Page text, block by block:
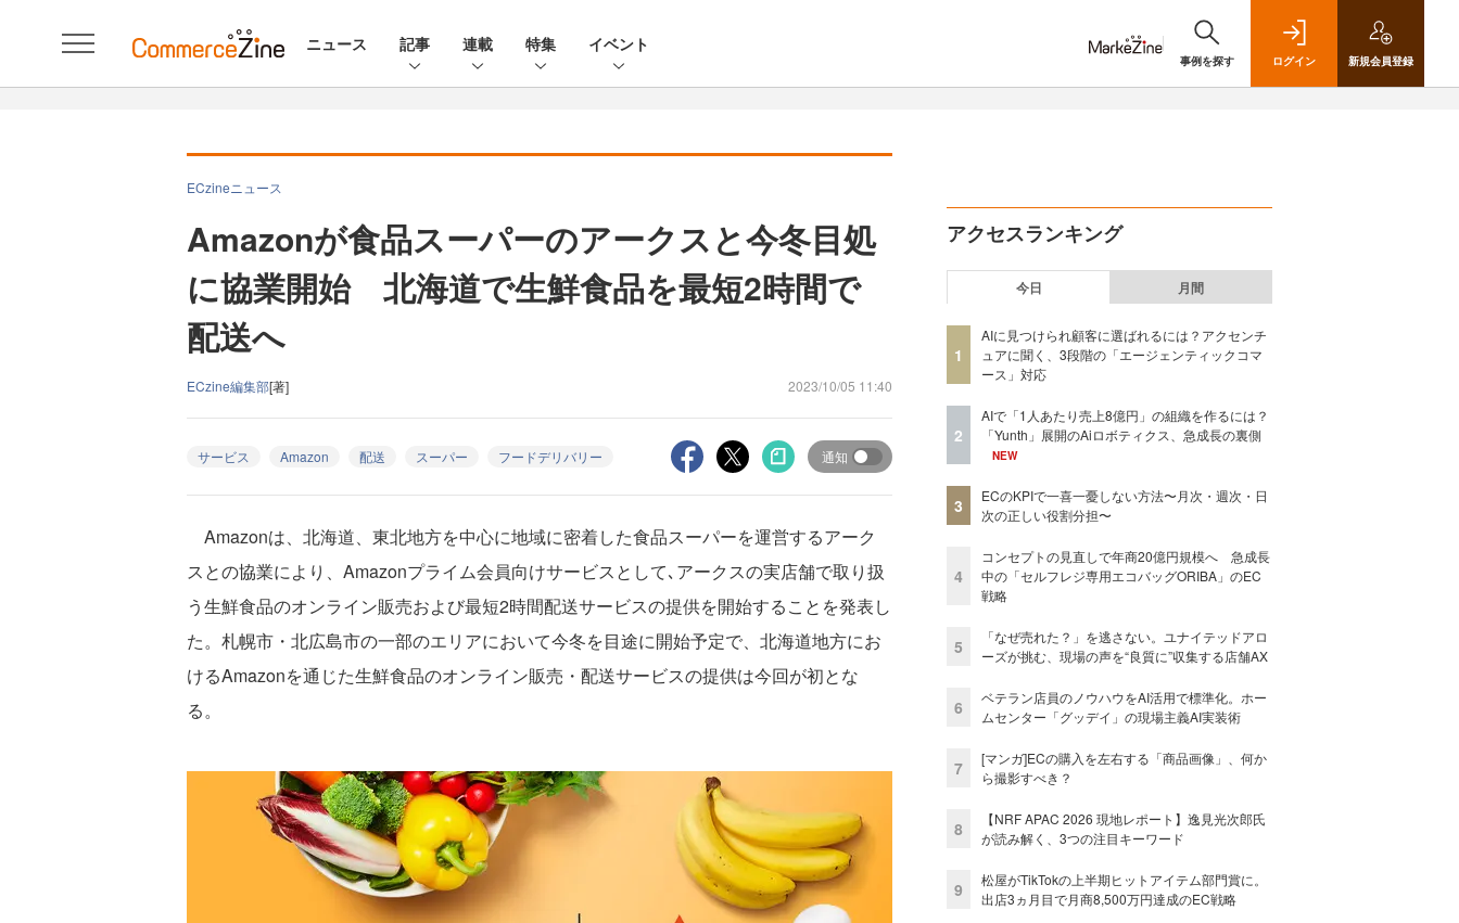
ニュース 記事 連載 特集 イベント
事例を探す ログイン 新規会員登録
ECzineニュース
Amazonが食品スーパーのアークスと今冬目処
に協業開始 北海道で生鮮食品を最短2時間で
配送へ
ECzine編集部[著] 2023/10/05 11:40
サービス Amazon 配送 スーパー フードデリバリー 通知
Amazonは、北海道、東北地方を中心に地域に密着した食品スーパーを運営するアーク
スとの協業により、Amazonプライム会員向けサービスとして､アークスの実店舗で取り扱
う生鮮食品のオンライン販売および最短2時間配送サービスの提供を開始することを発表し
た。札幌市・北広島市の一部のエリアにおいて今冬を目途に開始予定で、北海道地方にお
けるAmazonを通じた生鮮食品のオンライン販売・配送サービスの提供は今回が初とな
る。
アクセスランキング
今日 月間
1
AIに見つけられ顧客に選ばれるには？アクセンチ
ュアに聞く、3段階の「エージェンティックコマ
ース」対応
2
AIで「1人あたり売上8億円」の組織を作るには？
「Yunth」展開のAiロボティクス、急成長の裏側
NEW
3
ECのKPIで一喜一憂しない方法〜月次・週次・日
次の正しい役割分担〜
4
コンセプトの見直しで年商20億円規模へ 急成長
中の「セルフレジ専用エコバッグORIBA」のEC
戦略
5
「なぜ売れた？」を逃さない。ユナイテッドアロ
ーズが挑む、現場の声を“良質に”収集する店舗AX
6
ベテラン店員のノウハウをAI活用で標準化。ホー
ムセンター「グッデイ」の現場主義AI実装術
7
[マンガ]ECの購入を左右する「商品画像」、何か
ら撮影すべき？
8
【NRF APAC 2026 現地レポート】逸見光次郎氏
が読み解く、3つの注目キーワード
9
松屋がTikTokの上半期ヒットアイテム部門賞に。
出店3ヵ月目で月商8,500万円達成のEC戦略